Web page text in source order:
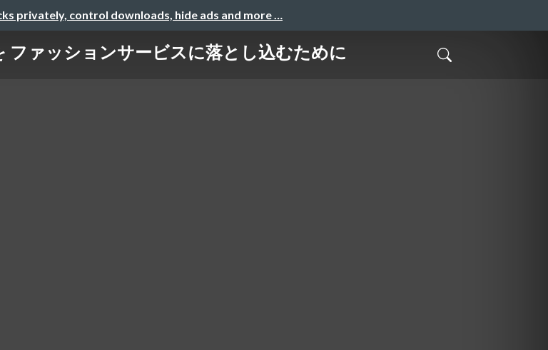
privately, control downloads, hide ads and more …
ファッションサービスに落とし込むために